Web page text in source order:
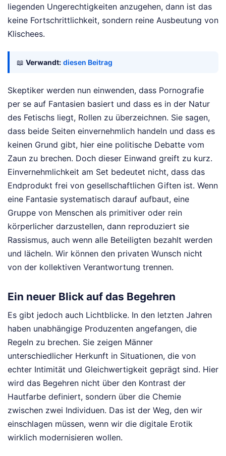
liegenden Ungerechtigkeiten anzugehen, dann ist das
keine Fortschrittlichkeit, sondern reine Ausbeutung von
Klischees.
📖 Verwandt: diesen Beitrag
Skeptiker werden nun einwenden, dass Pornografie
per se auf Fantasien basiert und dass es in der Natur
des Fetischs liegt, Rollen zu überzeichnen. Sie sagen,
dass beide Seiten einvernehmlich handeln und dass es
keinen Grund gibt, hier eine politische Debatte vom
Zaun zu brechen. Doch dieser Einwand greift zu kurz.
Einvernehmlichkeit am Set bedeutet nicht, dass das
Endprodukt frei von gesellschaftlichen Giften ist. Wenn
eine Fantasie systematisch darauf aufbaut, eine
Gruppe von Menschen als primitiver oder rein
körperlicher darzustellen, dann reproduziert sie
Rassismus, auch wenn alle Beteiligten bezahlt werden
und lächeln. Wir können den privaten Wunsch nicht
von der kollektiven Verantwortung trennen.
Ein neuer Blick auf das Begehren
Es gibt jedoch auch Lichtblicke. In den letzten Jahren
haben unabhängige Produzenten angefangen, die
Regeln zu brechen. Sie zeigen Männer
unterschiedlicher Herkunft in Situationen, die von
echter Intimität und Gleichwertigkeit geprägt sind. Hier
wird das Begehren nicht über den Kontrast der
Hautfarbe definiert, sondern über die Chemie
zwischen zwei Individuen. Das ist der Weg, den wir
einschlagen müssen, wenn wir die digitale Erotik
wirklich modernisieren wollen.